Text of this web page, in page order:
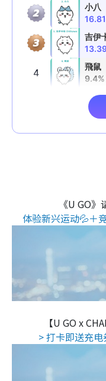
《U GO
体验新兴运动💦＋
【U GO x
> 打卡即送充